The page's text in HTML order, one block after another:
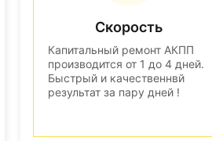
Скорость
Капитальный ремонт АКПП
производится от 1 до 4 дней.
Быстрый и качественнвй
результат за пару дней !